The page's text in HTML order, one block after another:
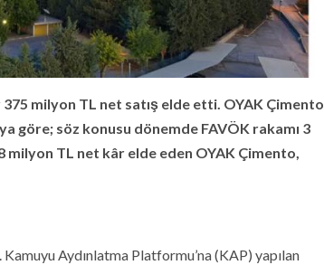
375 milyon TL net satış elde etti. OYAK Çimento
göre; söz konusu dönemde FAVÖK rakamı 3
milyon TL net kâr elde eden OYAK Çimento,
Kamuyu Aydınlatma Platformu’na (KAP) yapılan